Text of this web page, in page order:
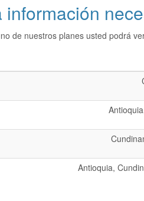
información
de nuestros planes usted podrá
Antioquia,